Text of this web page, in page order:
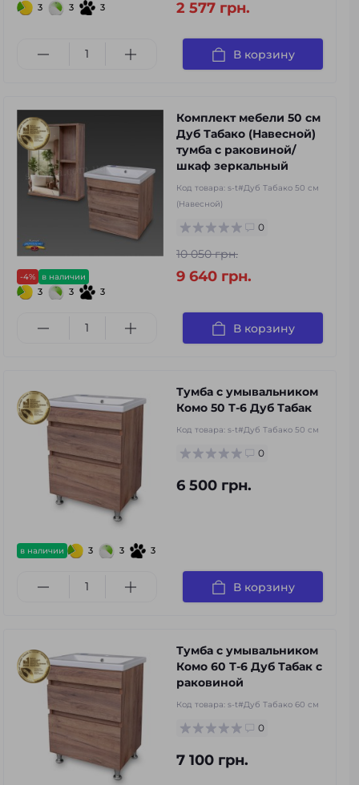
3 3 3 2 577 грн.
В корзину
-4% в наличии
3 3 3
Комплект мебели 50 см
Дуб Табако (Навесной)
тумба с раковиной/
шкаф зеркальный
Код товара: s-t#Дуб Табако 50 см
(Навесной)
0
10 050 грн.
9 640 грн.
В корзину
в наличии 3 3 3
Тумба с умывальником
Комо 50 Т-6 Дуб Табак
Код товара: s-t#Дуб Табако 50 см
0
6 500 грн.
В корзину
Тумба с умывальником
Комо 60 Т-6 Дуб Табак с
раковиной
Код товара: s-t#Дуб Табако 60 см
0
7 100 грн.